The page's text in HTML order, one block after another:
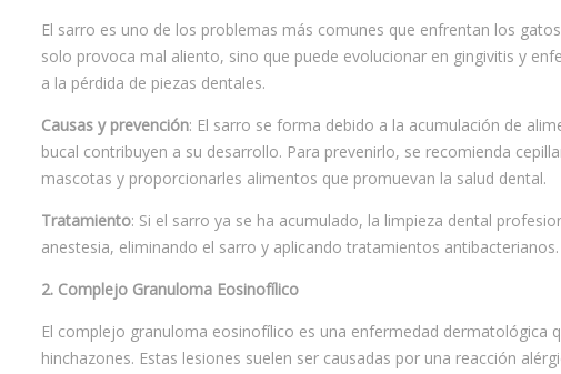
El sarro es uno de los problemas más comunes que enfrentan los
solo provoca mal aliento, sino que puede evolucionar en gingivitis y
a la pérdida de piezas dentales.
Causas y prevención: El sarro se forma debido a la acumulación de
bucal contribuyen a su desarrollo. Para prevenirlo, se recomienda
mascotas y proporcionarles alimentos que promuevan la salud dental.
Tratamiento: Si el sarro ya se ha acumulado, la limpieza dental
anestesia, eliminando el sarro y aplicando tratamientos antibacterianos.
2. Complejo Granuloma Eosinofílico
El complejo granuloma eosinofílico es una enfermedad dermatológica
hinchazones. Estas lesiones suelen ser causadas por una reacción